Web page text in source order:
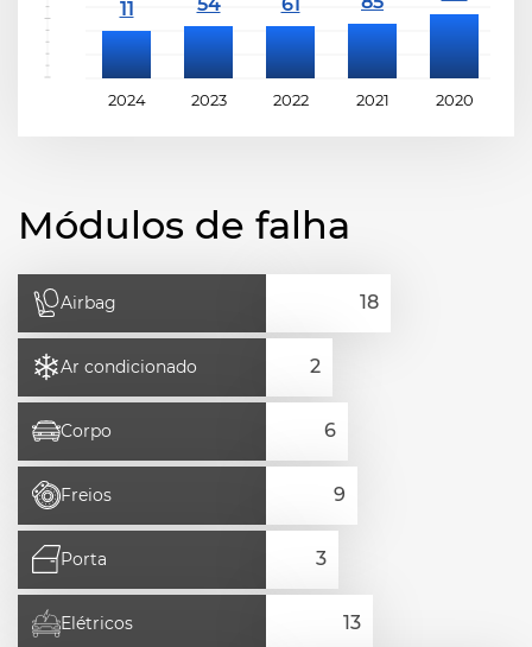
2024 2023 2022 2021 2020
Módulos de falha
Airbag
Ar condicionado
Corpo
Freios
Porta
Elétricos